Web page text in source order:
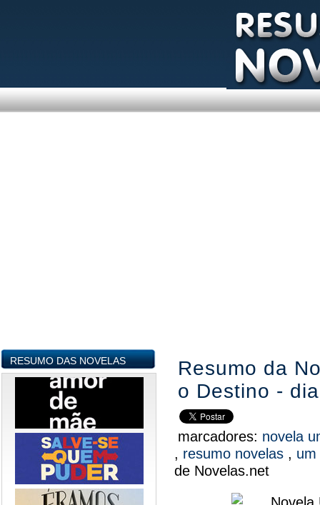
RESUMO DAS NOVELAS
Resumo da
o Destino -
marcadores: novela
, resumo novelas ,
de Novelas.net